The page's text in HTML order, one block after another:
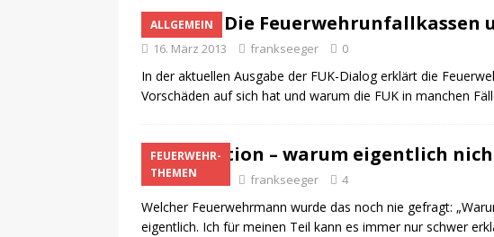
ALLGEMEIN Die Feuerwehrunfallkassen
16. März 2013 frankseeger 0
In der aktuellen Ausgabe der FUK-Dialog erklärt die
Vorschäden auf sich hat und warum die FUK in manchen
FEUERWEHR-
THEMEN
Motivation – warum eigentlich
16. März 2013 frankseeger 4
Welcher Feuerwehrmann wurde das noch nie gefragt:
eigentlich. Ich für meinen Teil kann es immer nur schwer